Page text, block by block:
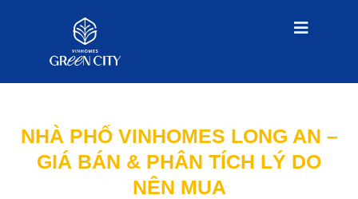
NHÀ PHỐ VINHOMES LONG AN –
GIÁ BÁN & PHÂN TÍCH LÝ DO
NÊN MUA